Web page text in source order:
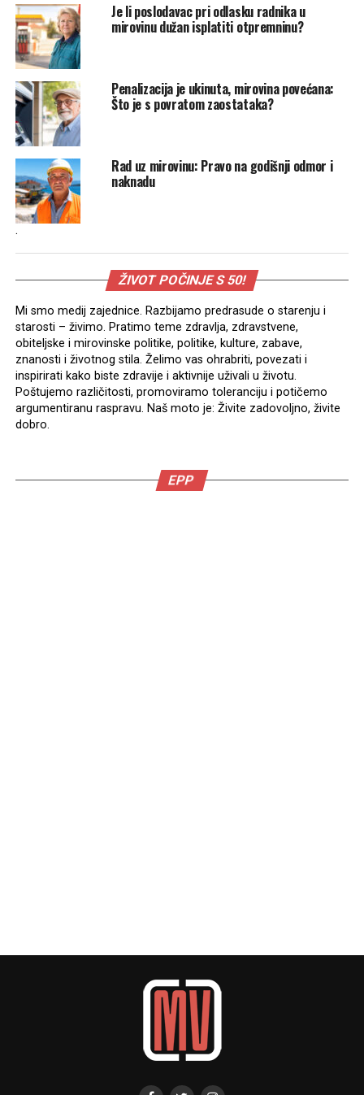
Je li poslodavac pri odlasku radnika u
mirovinu dužan isplatiti otpremninu?
Penalizacija je ukinuta, mirovina povećana:
Što je s povratom zaostataka?
Rad uz mirovinu: Pravo na godišnji odmor i
naknadu
.
ŽIVOT POČINJE S 50!
Mi smo medij zajednice. Razbijamo predrasude o starenju i
starosti – živimo. Pratimo teme zdravlja, zdravstvene,
obiteljske i mirovinske politike, politike, kulture, zabave,
znanosti i životnog stila. Želimo vas ohrabriti, povezati i
inspirirati kako biste zdravije i aktivnije uživali u životu.
Poštujemo različitosti, promoviramo toleranciju i potičemo
argumentiranu raspravu. Naš moto je: Živite zadovoljno, živite
dobro.
EPP